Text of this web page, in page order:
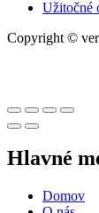
Užitočné
Copyright ©
Hlavné
Domov